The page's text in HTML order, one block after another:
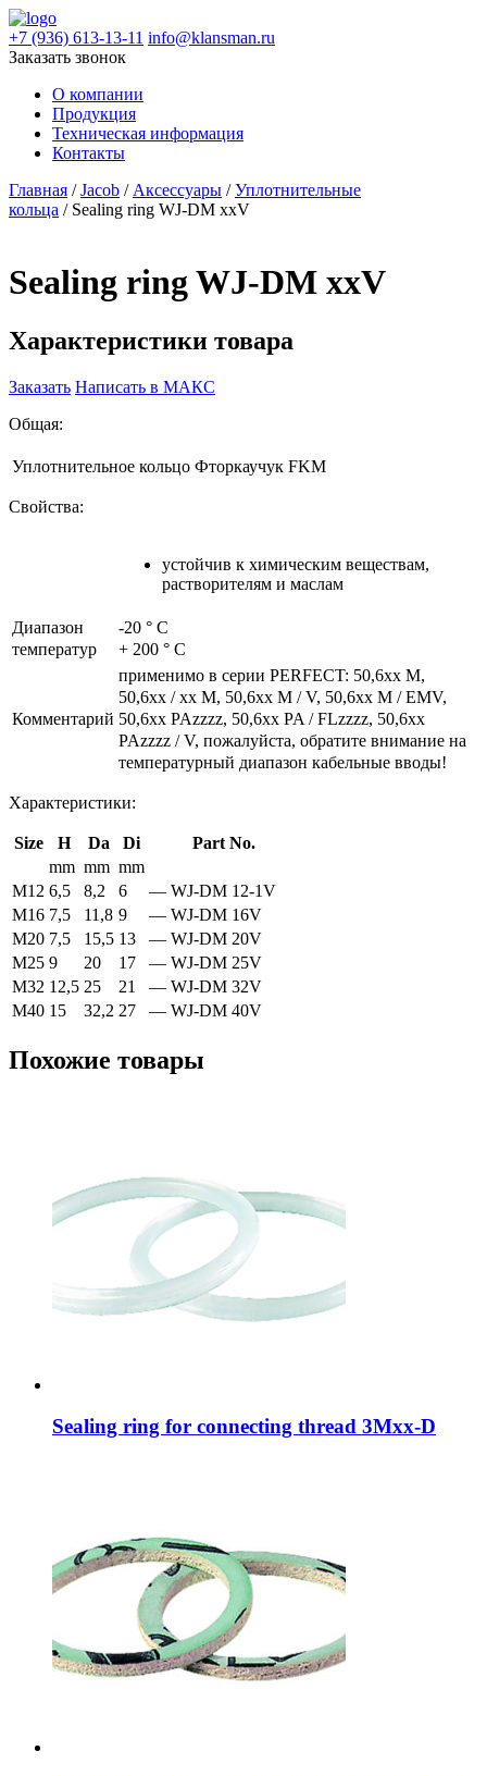
+7 (936) 613-13-11 info@klansman.ru
Заказать звонок
О компании
Продукция
Техническая информация
Контакты
Главная /Jacob / Аксессуары /Уплотнительные
кольца / Sealing ring WJ-DM xxV
Sealing ring WJ-DM xxV
Характеристики товара
Заказать Написать в МАКС
Общая:
Уплотнительное кольцо Фторкаучук FKM
Свойства:
устойчив к химическим веществам,
растворителям и маслам
Диапазон
температур
-20 ° С
+ 200 ° С
Комментарий
применимо в серии PERFECT: 50,6xx M,
50,6xx / xx M, 50,6xx M / V, 50,6xx M / EMV,
50,6xx PAzzzz, 50,6xx PA / FLzzzz, 50,6xx
PAzzzz / V, пожалуйста, обратите внимание на
температурный диапазон кабельные вводы!
Характеристики:
Size H Da Di
Part No.
mm mm mm
M12 6,5 8,2 6 — WJ-DM 12-1V
M16 7,5 11,8 9 — WJ-DM 16V
M20 7,5 15,5 13 — WJ-DM 20V
M25 9 20 17 — WJ-DM 25V
M32 12,5 25 21 — WJ-DM 32V
M40 15 32,2 27 — WJ-DM 40V
Похожие товары
Sealing ring for connecting thread 3Mxx-D